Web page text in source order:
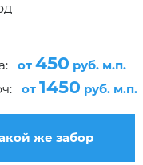
от450 руб. м.п.
от1450 руб. м.п.
же забор